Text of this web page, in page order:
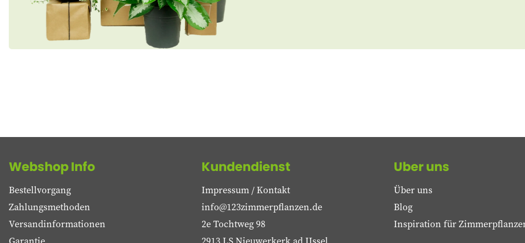
Webshop Info
Bestellvorgang
Zahlungsmethoden
Versandinformationen
Kundendienst
Impressum / Kontakt
info@123zimmerpflanzen.de
2e Tochtweg 98
Uber uns
Über uns
Blog
Inspiration für